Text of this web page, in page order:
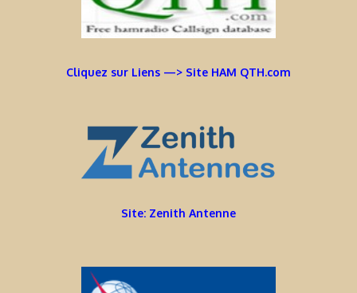
Cliquez sur Liens —> Site HAM QTH.com
Site: Zenith Antenne